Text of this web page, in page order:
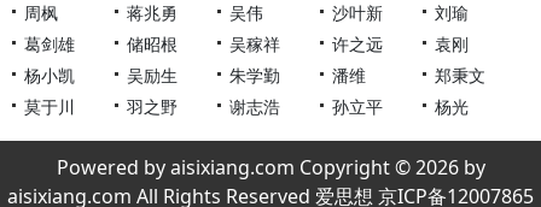
周枫
蒋兆勇 吴伟 沙叶新
刘瑜
葛剑雄
储昭根 吴稼祥 许之远
袁刚
杨小凯
吴励生 朱学勤 潘维
郑秉文
莫于川
羽之野 谢志浩 孙立平 杨光
Powered by aisixiang.com Copyright © 2026 by
aisixiang.com All Rights Reserved 爱思想 京ICP备12007865